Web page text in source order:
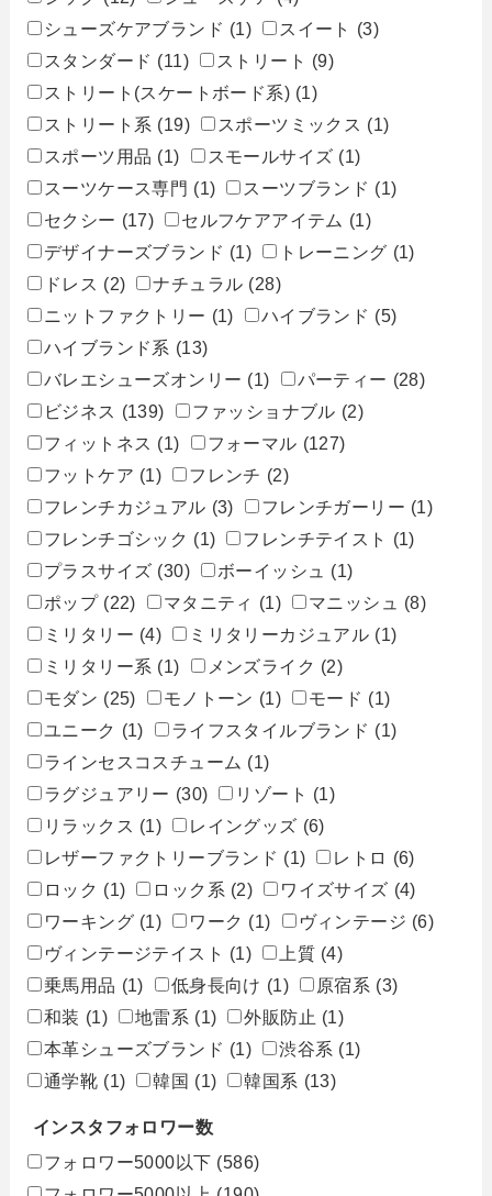
シューズケアブランド (1) スイート
(3)
スタンダード (11) ストリート (9)
ストリート(スケートボード系) (1)
ストリート系 (19) スポーツミックス (1)
スポーツ用品 (1) スモールサイズ (1)
スーツケース専門 (1) スーツブランド (1)
セクシー (17) セルフケアアイテム (1)
デザイナーズブランド (1) トレーニング (1)
ドレス (2) ナチュラル (28)
ニットファクトリー (1) ハイブランド (5)
ハイブランド系 (13)
バレエシューズオンリー (1) パーティー (28)
ビジネス (139) ファッショナブル (2)
フィットネス (1) フォーマル (127)
フットケア (1) フレンチ (2)
フレンチカジュアル (3) フレンチガーリー (1)
フレンチゴシック (1) フレンチテイスト
(1)
プラスサイズ (30) ボーイッシュ
(1)
ポップ (22) マタニティ (1) マニッシュ
(8)
ミリタリー (4) ミリタリーカジュアル (1)
ミリタリー系 (1) メンズライク (2)
モダン (25) モノトーン (1) モード (1)
ユニーク (1) ライフスタイルブランド (1)
ラインセスコスチューム (1)
ラグジュアリー (30) リゾート (1)
リラックス (1) レイングッズ (6)
レザーファクトリーブランド (1) レトロ (6)
ロック (1) ロック系 (2) ワイズサイズ (4)
ワーキング (1) ワーク (1) ヴィンテージ (6)
ヴィンテージテイスト (1) 上質 (4)
乗馬用品 (1) 低身長向け (1) 原宿系 (3)
和装 (1) 地雷系 (1) 外販防止 (1)
本革シューズブランド (1) 渋谷系 (1)
通学靴 (1) 韓国 (1) 韓国系 (13)
インスタフォロワー数
フォロワー5000以下 (586)